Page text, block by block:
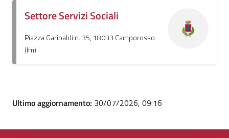
Settore Servizi Sociali
Piazza Garibaldi n. 35, 18033 Camporosso
(Im)
Ultimo aggiornamento: 30/07/2026, 09:16